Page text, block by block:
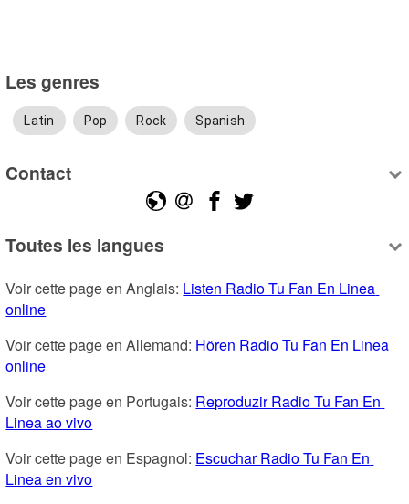
Les genres
Latin Pop Rock Spanish
Contact
Toutes les langues
Voir cette page en Anglais: Listen Radio Tu Fan En Linea
online
Voir cette page en Allemand: Hören Radio Tu Fan En Linea
online
Voir cette page en Portugais: Reproduzir Radio Tu Fan En
Linea ao vivo
Voir cette page en Espagnol: Escuchar Radio Tu Fan En
Linea en vivo